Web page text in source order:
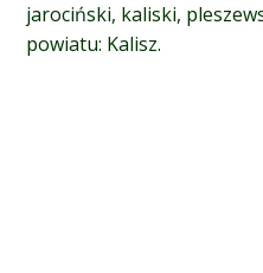
jarociński, kaliski,
powiatu: Kalisz.